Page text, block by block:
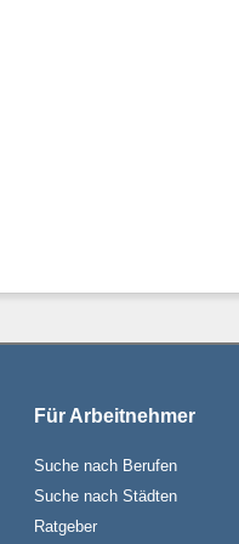
Für Arbeitnehmer
Suche nach Berufen
Suche nach Städten
Ratgeber